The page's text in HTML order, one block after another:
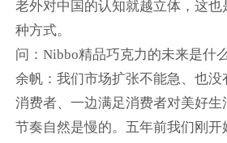
老外对中国的认知就越立体，这也
种方式。
问：Nibbo精品巧克力的未来是什
余帆：我们市场扩张不能急、也没
消费者、一边满足消费者对美好生
节奏自然是慢的。五年前我们刚开